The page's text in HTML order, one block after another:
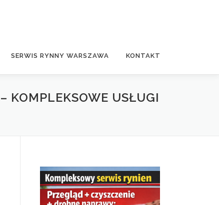
SERWIS RYNNY WARSZAWA KONTAKT
KOMPLEKSOWE USŁUGI